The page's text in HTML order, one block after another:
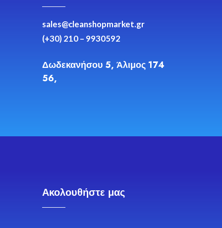
sales@cleanshopmarket.gr
(+30) 210 – 9930592
Δωδεκανήσου 5, Άλιμος 174
56,
Ακολουθήστε μας